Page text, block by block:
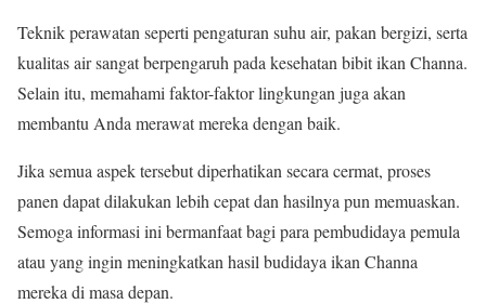
Teknik perawatan seperti pengaturan suhu air, pakan bergizi, serta
kualitas air sangat berpengaruh pada kesehatan bibit ikan Channa.
Selain itu, memahami faktor-faktor lingkungan juga akan
membantu Anda merawat mereka dengan baik.
Jika semua aspek tersebut diperhatikan secara cermat, proses
panen dapat dilakukan lebih cepat dan hasilnya pun memuaskan.
Semoga informasi ini bermanfaat bagi para pembudidaya pemula
atau yang ingin meningkatkan hasil budidaya ikan Channa
mereka di masa depan.